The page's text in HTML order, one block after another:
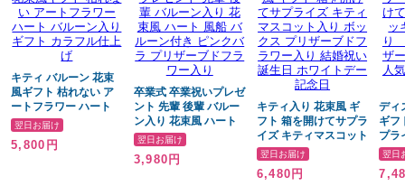
◆文字数に関しましては50文字程度がカードとのバランスが良いと思い
ます 約90文字までは入力可能です
◆注意◆
メッセージカードはメッセージカード希望を
ご選択していない場合は、ご入力頂きましても
お付けできませんのでご注意ください
キティ バルーン 花束
風ギフト 枯れない ア
ートフラワー ハート
バルーン入りギフト カ
ラフル仕上げ
翌日お届け
5,800円
卒業式 卒業祝いプレゼ
ント 先輩 後輩 バルー
ン入り 花束風 ハート
風船 バルーン付き ピ
ンクバラ プリザーブド
フラワー入り
翌日お届け
3,980円
キティ入り 花束風 ギ
フト 箱を開けてサプラ
イズ キティマスコット
入り ボックス プリザ
ーブドフラワー入り 結
婚祝い 誕生日 ホワイ
翌日お届け
6,480円
ディ
ギ
プ
ミ
ス
ワ
翌日